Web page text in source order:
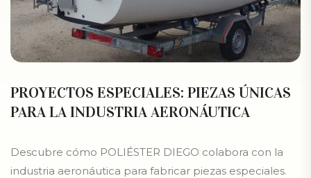
PROYECTOS ESPECIALES: PIEZAS ÚNICAS
PARA LA INDUSTRIA AERONÁUTICA
Descubre cómo POLIÉSTER DIEGO colabora con la
industria aeronáutica para fabricar piezas especiales.